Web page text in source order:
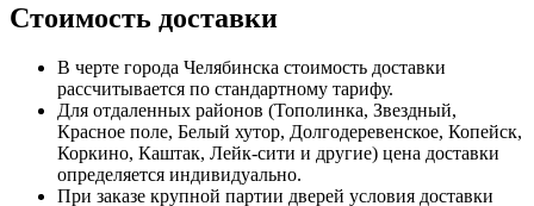
Стоимость доставки
В черте города Челябинска стоимость доставки
рассчитывается по стандартному тарифу.
Для отдаленных районов (Тополинка, Звездный,
Красное поле, Белый хутор, Долгодеревенское, Копейск,
Коркино, Каштак, Лейк-сити и другие) цена доставки
определяется индивидуально.
При заказе крупной партии дверей условия доставки